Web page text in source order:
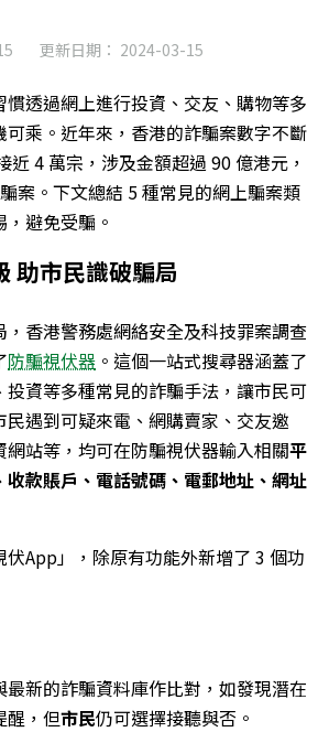
更新日期： 2024-03-15
透過網上進行投資、交友、購物等多
乘。近年來，香港的詐騙案數字不斷
近 4 萬宗，涉及金額超過 90 億港元，
案。下文總結 5 種常見的網上騙案類
避免受騙。
助市民識破騙局
，香港警務處網絡安全及科技罪案調查
防騙視伏器 。這個一站式搜尋器涵蓋了
資等多種常見的詐騙手法，讓市民可
遇到可疑來電、網購賣家、交友邀
站等，均可在防騙視伏器輸入相關平
收款賬戶、電話號碼、電郵地址、網址
App」，除原有功能外新增了 3 個功
最新的詐騙資料庫作比對，如發現潛在
醒，但市民仍可選擇接聽與否。